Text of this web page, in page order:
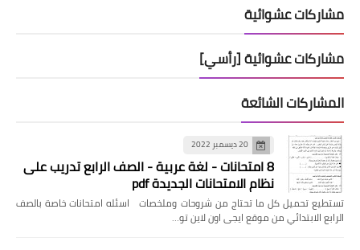
مشاركات عشوائية
مشاركات عشوائية [رأسي]
المشاركات الشائعة
20 ديسمبر 2022
8 امتحانات - لغة عربية - الصف الرابع تدريب على
نظام الامتحانات الجديدة pdf
تستطيع تحميل كل ما تحتاج من شروحات وملخصات اسئله امتحانات خاصة بالصف
الرابع الابتدائي من موقع ايجى اون لاين تو…